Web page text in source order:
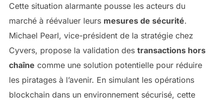
Cette situation alarmante pousse les acteurs du
marché à réévaluer leurs mesures de sécurité.
Michael Pearl, vice-président de la stratégie chez
Cyvers, propose la validation des transactions hors
chaîne comme une solution potentielle pour réduire
les piratages à l’avenir. En simulant les opérations
blockchain dans un environnement sécurisé, cette